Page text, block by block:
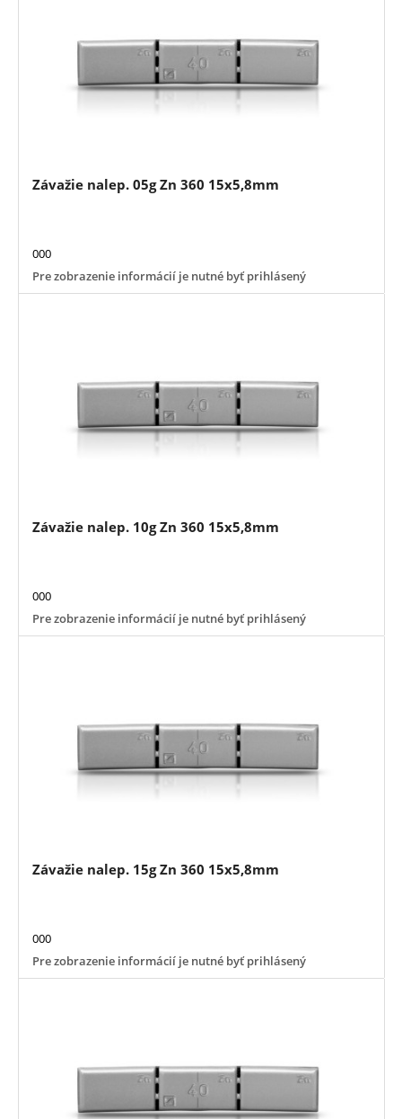
Závažie nalep. 05g Zn 360 15x5,8mm
000
Pre zobrazenie informácií je nutné byť prihlásený
Závažie nalep. 10g Zn 360 15x5,8mm
000
Pre zobrazenie informácií je nutné byť prihlásený
Závažie nalep. 15g Zn 360 15x5,8mm
000
Pre zobrazenie informácií je nutné byť prihlásený